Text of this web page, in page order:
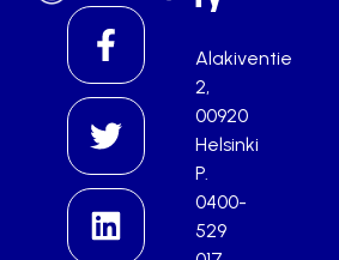
Alakiventie
2,
00920
Helsinki
P.
0400-
529